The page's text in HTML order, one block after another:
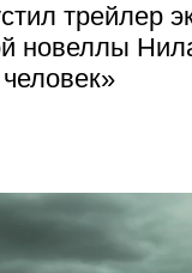
трейлер
новеллы